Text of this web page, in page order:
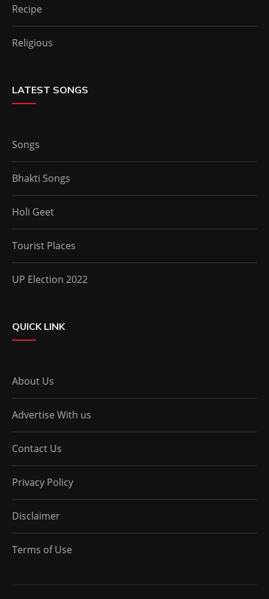
Recipe
Religious
LATEST SONGS
Songs
Bhakti Songs
Holi Geet
Tourist Places
UP Election 2022
QUICK LINK
About Us
Advertise With us
Contact Us
Privacy Policy
Disclaimer
Terms of Use